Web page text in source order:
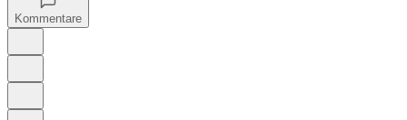
Kommentare